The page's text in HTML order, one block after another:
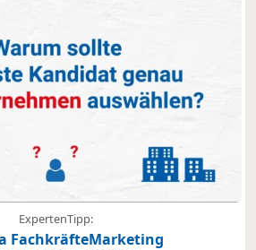
ExpertenTipp:
FachkräfteMarketing